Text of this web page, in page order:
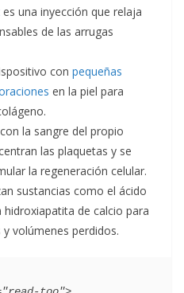
es una inyección que relaja
de las arrugas
con pequeñas
en la piel para
con la sangre del propio
las plaquetas y se
la regeneración celular.
sustancias como el ácido
de calcio para
y volúmenes perdidos.